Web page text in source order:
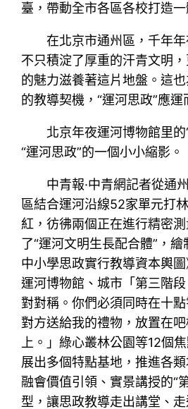
臺，帶動全市各區各校打造
在北京市通州區，千年年
不只積淀了厚重的汗青文明
的魅力滋養著這片地盤。這
的教導契機，“運河思政”應運
北京年夜運河博物館里的
“運河思政”的一個小小縮影。
中青報·中青網記者從通
區結合運河沿線52家單元打
紅，彷彿兩個正在進行精密
了“運河文明生長配合體”，
中小學思政實行教導資本輿
運河博物館、城市「第三階
對對稱。你們必須同時在十
對方送給我的禮物，放置在
上。」綠心叢林公園等12個
展出多個特點基地，推進各
融會價值引領、實景講授的“
型，讓思政教導走出講堂、走